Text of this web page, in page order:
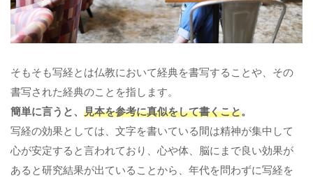
そもそも写経とは仏教において経典を書写することや、その
書写された経典のことを指します。
簡単に言うと、 見本を参考に真似をして書くこと。
写経の効果としては、文字を書いている間は精神が集中して
心が安定すると言われており、心や体、脳にまで良い効果が
あると研究結果が出ていることから、年代を問わずに写経を